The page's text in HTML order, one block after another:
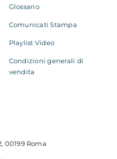
Glossario
Comunicati Stampa
Playlist Video
Condizioni generali di
vendita
00199 Roma